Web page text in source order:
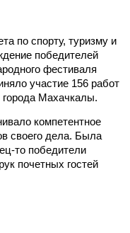
по спорту, туризму и
победителей
фестиваля
участие 156 работ
города Махачкалы.
компетентное
своего дела. Была
то победители
почетных гостей